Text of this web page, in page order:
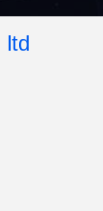
ltd